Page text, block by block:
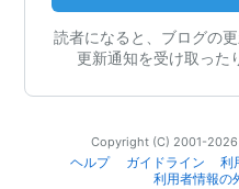
読者になると、ブログの
更新通知を受け取った
Copyright (C) 2001-2026
ヘルプ
ガイドライン 利
利用者情報の